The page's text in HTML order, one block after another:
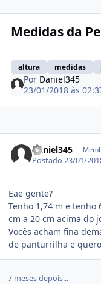
Medidas da
altura medidas
Por Daniel345
23/01/2018 às
Daniel345
Postado23/01/
Eae gente?
Tenho 1,74 m e tenho
cm a 20 cm acima do
Vocês acham fina
de panturrilha e
7 meses depois...